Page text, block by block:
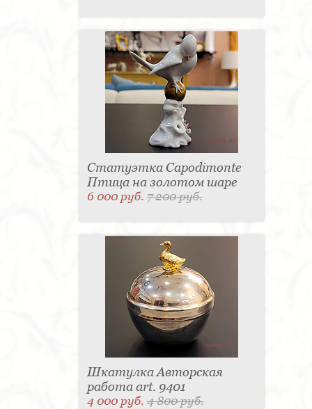
Статуэтка Capodimonte
Птица на золотом шаре
6 000 руб.7 200 руб.
Шкатулка Авторская
работа art. 9401
4 000 руб.4 800 руб.